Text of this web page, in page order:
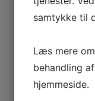
JULI 2026
samtykke til
Læs mere
behandling
hjemmeside.